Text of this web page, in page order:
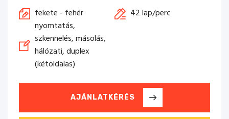
fekete - fehér
42 lap/perc
nyomtatás,
szkennelés, másolás,
hálózati, duplex
(kétoldalas)
AJÁNLATKÉRÉS